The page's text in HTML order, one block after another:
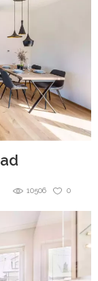
0
10506